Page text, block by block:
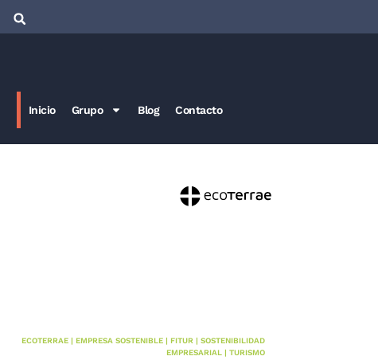
Inicio Grupo Blog Contacto
ECOTERRAE | EMPRESA SOSTENIBLE | FITUR | SOSTENIBILIDAD
EMPRESARIAL
| TURISMO